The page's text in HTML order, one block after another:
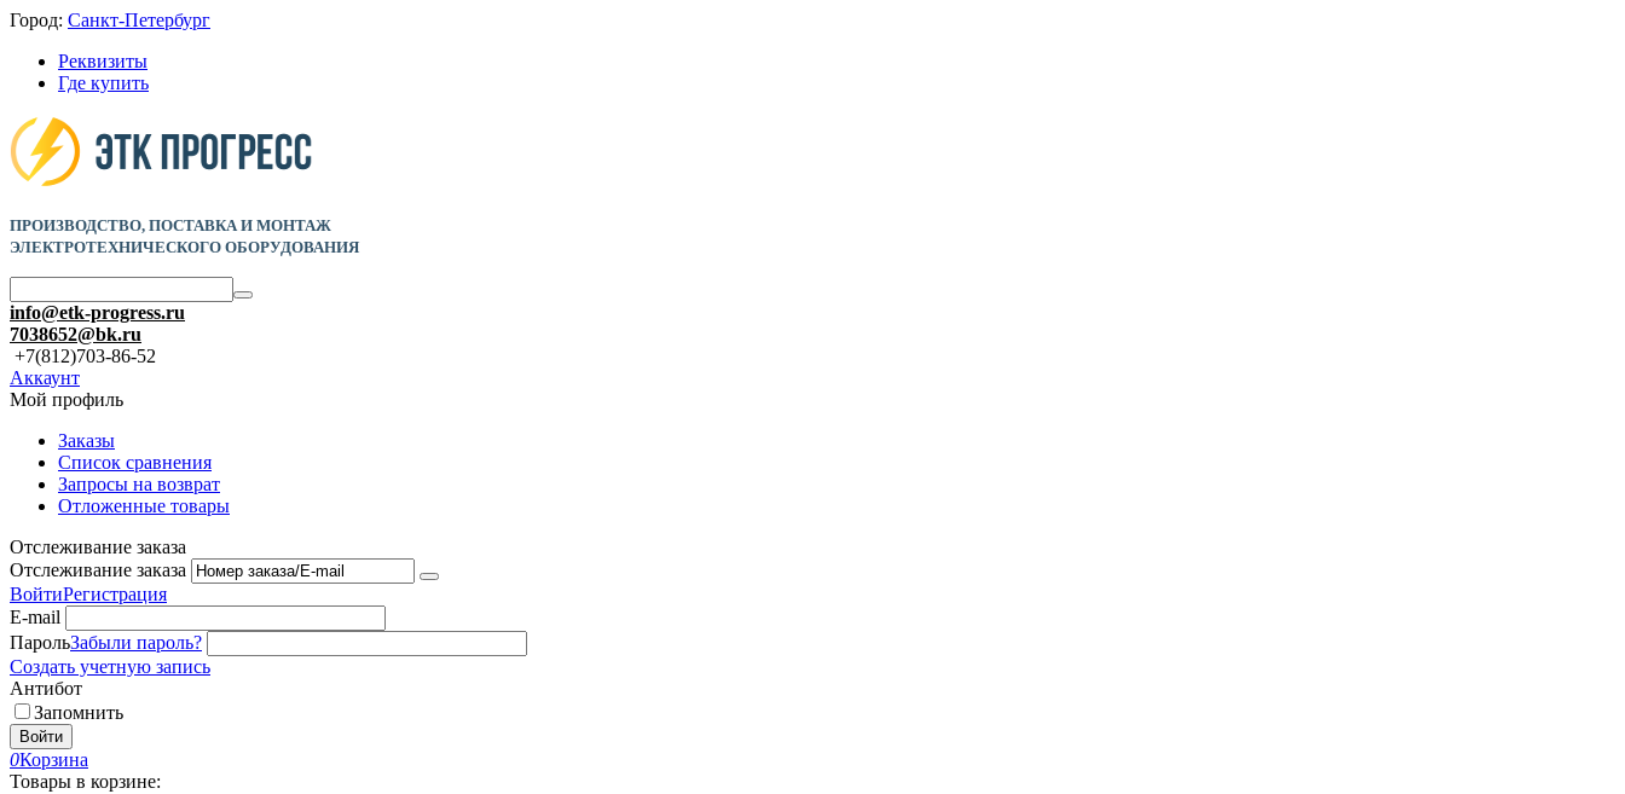
Город: Санкт-Петербург
Реквизиты
Где купить
ПРОИЗВОДСТВО, ПОСТАВКА И МОНТАЖ
ЭЛЕКТРОТЕХНИЧЕСКОГО ОБОРУДОВАНИЯ
info@etk-progress.ru
7038652@bk.ru
+7(812)703-86-52
Аккаунт
Мой профиль
Заказы
Список сравнения
Запросы на возврат
Отложенные товары
Отслеживание заказа
Отслеживание заказа
ВойтиРегистрация
E-mail
ПарольЗабыли пароль?
Создать учетную запись
Антибот
Запомнить
Войти
0Корзина
Товары в корзине: